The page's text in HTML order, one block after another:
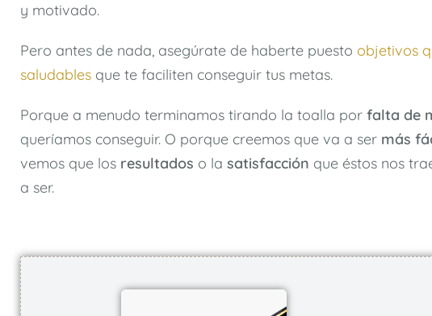
y motivado.
Pero antes de nada, asegúrate de haberte puesto objetivos
saludables que te faciliten conseguir tus metas.
Porque a menudo terminamos tirando la toalla por falta de
queríamos conseguir. O porque creemos que va a ser más
vemos que los resultados o la satisfacción que éstos nos
a ser.